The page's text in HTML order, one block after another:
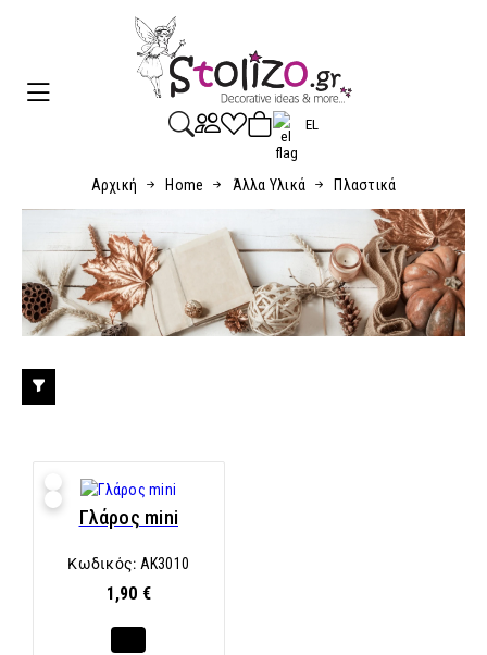
EL
Αρχική Home Άλλα Υλικά Πλαστικά
Γλάρος mini
Κωδικός: AK3010
1,90 €